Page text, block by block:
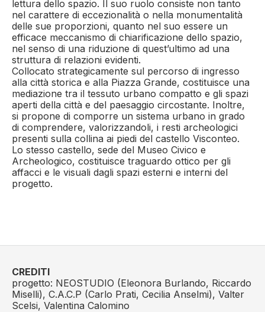
lettura dello spazio. Il suo ruolo consiste non tanto
nel carattere di eccezionalità o nella monumentalità
delle sue proporzioni, quanto nel suo essere un
efficace meccanismo di chiarificazione dello spazio,
nel senso di una riduzione di quest’ultimo ad una
struttura di relazioni evidenti.
Collocato strategicamente sul percorso di ingresso
alla città storica e alla Piazza Grande, costituisce una
mediazione tra il tessuto urbano compatto e gli spazi
aperti della città e del paesaggio circostante. Inoltre,
si propone di comporre un sistema urbano in grado
di comprendere, valorizzandoli, i resti archeologici
presenti sulla collina ai piedi del castello Visconteo.
Lo stesso castello, sede del Museo Civico e
Archeologico, costituisce traguardo ottico per gli
affacci e le visuali dagli spazi esterni e interni del
progetto.
CREDITI
progetto: NEOSTUDIO (Eleonora Burlando, Riccardo
Miselli), C.A.C.P (Carlo Prati, Cecilia Anselmi), Valter
Scelsi, Valentina Calomino